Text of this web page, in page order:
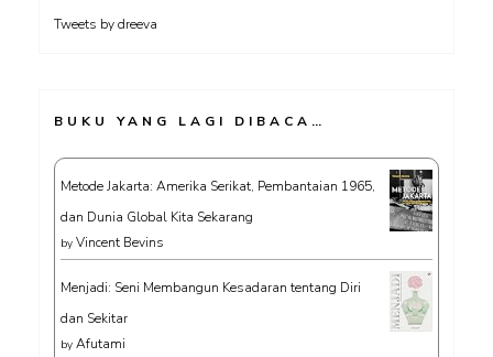
Tweets by dreeva
BUKU YANG LAGI DIBACA…
Metode Jakarta: Amerika Serikat, Pembantaian 1965,
dan Dunia Global Kita Sekarang
by Vincent Bevins
Menjadi: Seni Membangun Kesadaran tentang Diri
dan Sekitar
by Afutami